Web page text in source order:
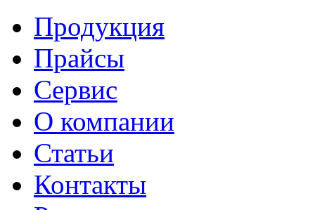
Продукция
Прайсы
Сервис
О компании
Статьи
Контакты